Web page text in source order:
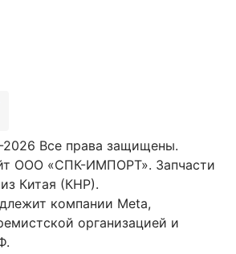
Все права защищены.
ООО «СПК-ИМПОРТ». Запчасти
Китая (КНР).
компании Meta,
организацией и